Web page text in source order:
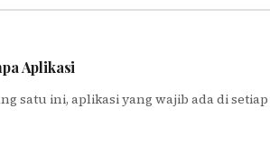
Aplikasi
satu ini, aplikasi yang wajib ada di setiap